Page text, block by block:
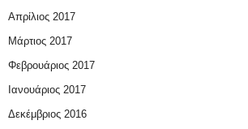
Απρίλιος 2017
Μάρτιος 2017
Φεβρουάριος 2017
Ιανουάριος 2017
Δεκέμβριος 2016